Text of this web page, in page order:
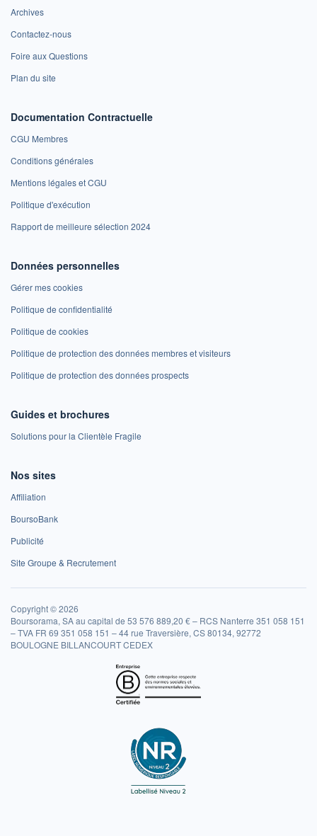
Archives
Contactez-nous
Foire aux Questions
Plan du site
Documentation Contractuelle
CGU Membres
Conditions générales
Mentions légales et CGU
Politique d'exécution
Rapport de meilleure sélection 2024
Données personnelles
Gérer mes cookies
Politique de confidentialité
Politique de cookies
Politique de protection des données membres et visiteurs
Politique de protection des données prospects
Guides et brochures
Solutions pour la Clientèle Fragile
Nos sites
Affiliation
BoursoBank
Publicité
Site Groupe & Recrutement
Copyright © 2026
Boursorama, SA au capital de 53 576 889,20 € – RCS Nanterre 351 058 151
– TVA FR 69 351 058 151 – 44 rue Traversière, CS 80134, 92772
BOULOGNE BILLANCOURT CEDEX